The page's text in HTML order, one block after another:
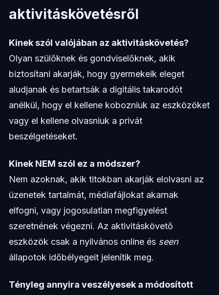
aktivitáskövetésről
Kinek szól valójában az aktivitáskövetés?
Olyan szülőknek és gondviselőknek, akik
biztosítani akarják, hogy gyermekeik eleget
aludjanak és betartsák a digitális takarodót
anélkül, hogy el kellene kobozniuk az eszközöket
vagy el kellene olvasniuk a privát
beszélgetéseket.
Kinek NEM szól ez a módszer?
Nem azoknak, akik titokban akarják elolvasni az
üzenetek tartalmát, médiafájlokat akarnak
elfogni, vagy jogosulatlan megfigyelést
szeretnének végezni. Az aktivitáskövető
eszközök csak a nyilvános online és seen
állapotok időbélyegeit jelenítik meg.
Tényleg annyira veszélyesek a módosított